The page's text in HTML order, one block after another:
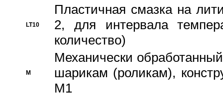
LT10
Пластичная смазка на
2, для интервала
количество)
M
Механически
шарикам (роликам),
M1